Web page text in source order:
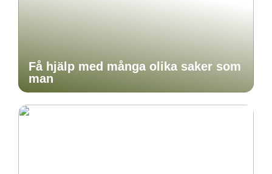
Få hjälp med många olika saker som
man